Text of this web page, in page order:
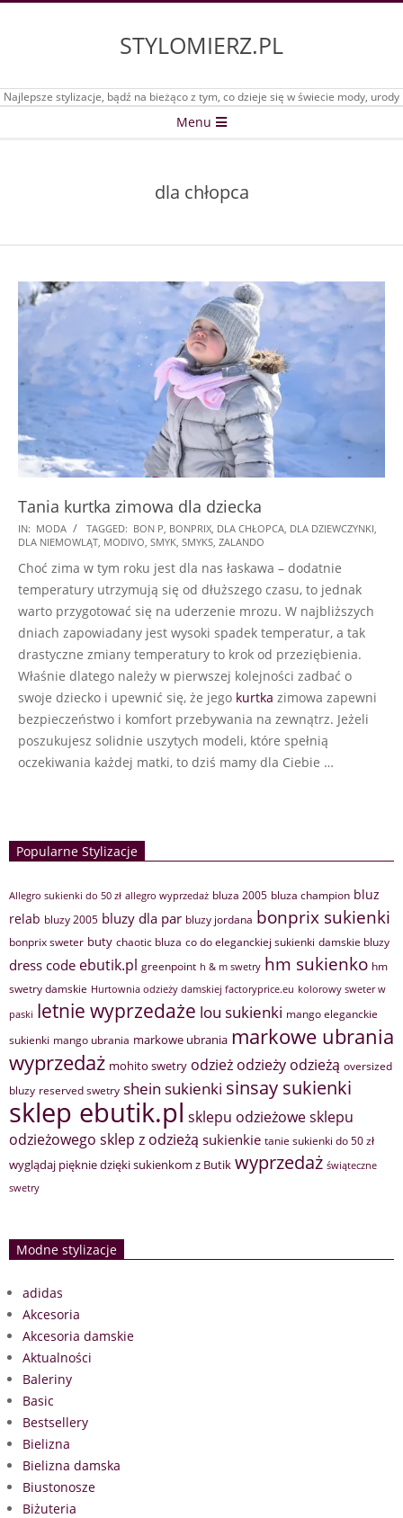
STYLOMIERZ.PL
Najlepsze stylizacje, bądź na bieżąco z tym, co dzieje się w świecie mody, urody
Menu
dla chłopca
Tania kurtka zimowa dla dziecka
2024-
12-
27
IN: MODA TAGGED: BON P BONPRIX DLA CHŁOPCA DLA DZIEWCZYNKI
DLA NIEMOWLĄT MODIVO SMYK SMYKS ZALANDO
Choć zima w tym roku jest dla nas łaskawa – dodatnie
temperatury utrzymują się od dłuższego czasu, to jednak
warto przygotować się na uderzenie mrozu. W najbliższych
dniach zapowiadany jest wysoki spadek temperatur, a tak
drastyczne zmiany temperatury to krok od przeziębienia.
Właśnie dlatego należy w pierwszej kolejności zadbać o
swoje dziecko i upewnić się, że jego kurtka zimowa zapewni
bezpieczeństwo i komfort przebywania na zewnątrz. Jeżeli
poszukujesz solidnie uszytych modeli, które spełnią
oczekiwania każdej matki, to dziś mamy dla Ciebie …
Popularne Stylizacje
Allegro sukienki do 50 zł allegro wyprzedaż bluza 2005 bluza champion bluz
relab bluzy 2005 bluzy dla par bluzy jordana bonprix sukienki
bonprix sweter buty chaotic bluza co do eleganckiej sukienki damskie bluzy
dress code ebutik.pl greenpoint h & m swetry hm sukienko hm
swetry damskie Hurtownia odzieży damskiej factoryprice.eu kolorowy sweter w
paski letnie wyprzedaże lou sukienki mango eleganckie
sukienki mango ubrania markowe ubrania markowe ubrania
wyprzedaż mohito swetry odzież odzieży odzieżą oversized
bluzy reserved swetry shein sukienki sinsay sukienki
sklep ebutik.pl sklepu odzieżowesklepu
odzieżowego sklep z odzieżą sukienkie tanie sukienki do 50 zł
wyglądaj pięknie dzięki sukienkom z Butik wyprzedaż świąteczne
swetry
Modne stylizacje
adidas
Akcesoria
Akcesoria damskie
Aktualności
Baleriny
Basic
Bestsellery
Bielizna
Bielizna damska
Biustonosze
Biżuteria